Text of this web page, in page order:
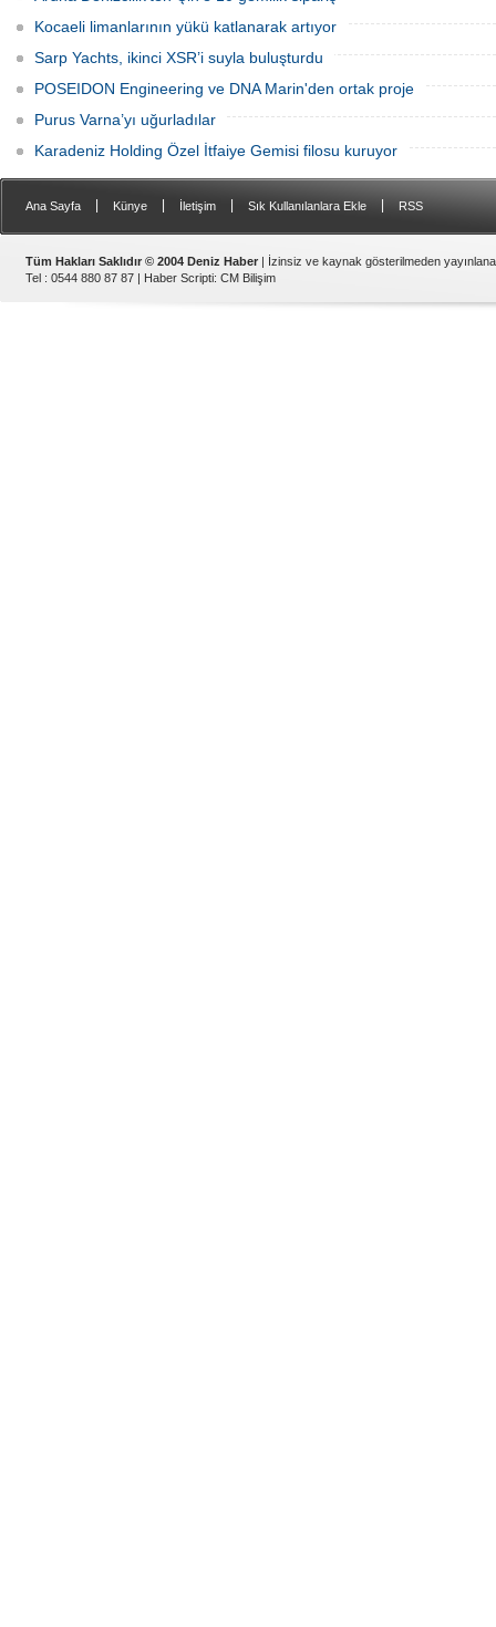
Kocaeli limanlarının yükü katlanarak artıyor
Sarp Yachts, ikinci XSR’i suyla buluşturdu
POSEIDON Engineering ve DNA Marin'den ortak proje
Purus Varna’yı uğurladılar
Karadeniz Holding Özel İtfaiye Gemisi filosu kuruyor
Ana Sayfa Künye İletişim Sık Kullanılanlara Ekle RSS
Tüm Hakları Saklıdır © 2004 Deniz Haber | İzinsiz ve kaynak gösterilmeden
Tel : 0544 880 87 87 | Haber Scripti: CM Bilişim